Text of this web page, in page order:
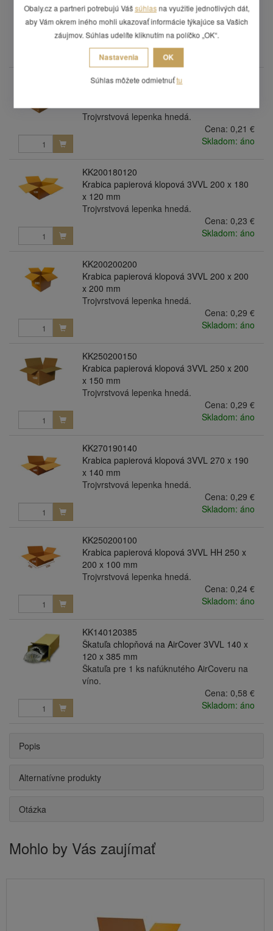
x 100 mm
Trojvrstvová lepenka hnedá.
Cena:
KK200150150
Trojvrstvová lepenka hnedá.
Cena: 0,21 €
Skladom: áno
KK200180120
Krabica papierová klopová 3VVL 200 x 180
x 120 mm
Trojvrstvová lepenka hnedá.
Cena: 0,23 €
Skladom: áno
KK200200200
Krabica papierová klopová 3VVL 200 x 200
x 200 mm
Trojvrstvová lepenka hnedá.
Cena: 0,29 €
Skladom: áno
KK250200150
Krabica papierová klopová 3VVL 250 x 200
x 150 mm
Trojvrstvová lepenka hnedá.
Cena: 0,29 €
Skladom: áno
KK270190140
Krabica papierová klopová 3VVL 270 x 190
x 140 mm
Trojvrstvová lepenka hnedá.
Cena: 0,29 €
Skladom: áno
KK250200100
Krabica papierová klopová 3VVL HH 250 x
200 x 100 mm
Trojvrstvová lepenka hnedá.
Cena: 0,24 €
Skladom: áno
KK140120385
Škatuľa chlopňová na AirCover 3VVL 140 x
120 x 385 mm
Škatuľa pre 1 ks nafúknutého AirCoveru na
víno.
Cena: 0,58 €
Skladom: áno
Popis
Alternatívne produkty
Otázka
Mohlo by Vás zaujímať
Obaly.cz a partneri potrebujú Vášsúhlas na využitie jednotlivých dát,
aby Vám okrem iného mohli ukazovať informácie týkajúce sa Vašich
záujmov. Súhlas udelíte kliknutím na políčko „OK“.
Nastavenia OK
Súhlas môžete odmietnuťtu